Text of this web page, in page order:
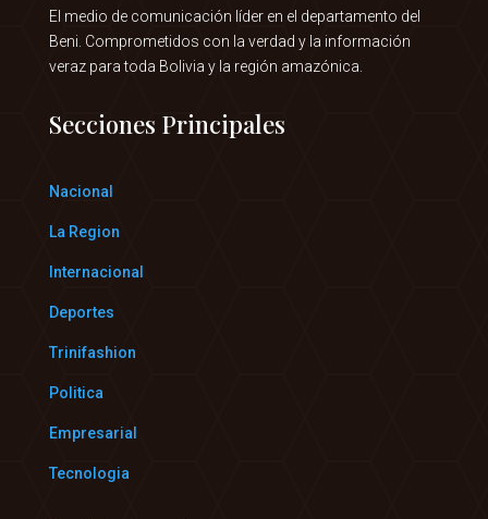
El medio de comunicación líder en el departamento del
Beni. Comprometidos con la verdad y la información
veraz para toda Bolivia y la región amazónica.
Secciones Principales
Nacional
La Region
Internacional
Deportes
Trinifashion
Politica
Empresarial
Tecnologia